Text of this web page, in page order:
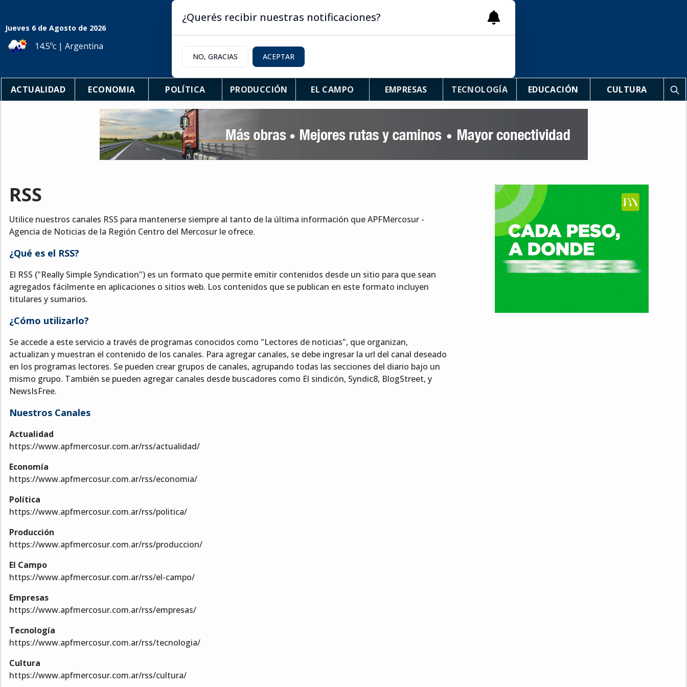
Jueves 6 de Agosto de 2026
14.5ºc | Argentina
ACTUALIDAD ECONOMIA POLÍTICA PRODUCCIÓN EL CAMPO EMPRESAS TECNOLOGÍA EDUCACIÓN CULTURA
RSS
Utilice nuestros canales RSS para mantenerse siempre al tanto de la última información que APFMercosur -
Agencia de Noticias de la Región Centro del Mercosur le ofrece.
¿Qué es el RSS?
El RSS ("Really Simple Syndication") es un formato que permite emitir contenidos desde un sitio para que sean
agregados fácilmente en aplicaciones o sitios web. Los contenidos que se publican en este formato incluyen
titulares y sumarios.
¿Cómo utilizarlo?
Se accede a este servicio a través de programas conocidos como "Lectores de noticias", que organizan,
actualizan y muestran el contenido de los canales. Para agregar canales, se debe ingresar la url del canal deseado
en los programas lectores. Se pueden crear grupos de canales, agrupando todas las secciones del diario bajo un
mismo grupo. También se pueden agregar canales desde buscadores como El sindicón, Syndic8, BlogStreet, y
NewsIsFree.
Nuestros Canales
Actualidad
https://www.apfmercosur.com.ar/rss/actualidad/
Economía
https://www.apfmercosur.com.ar/rss/economia/
Política
https://www.apfmercosur.com.ar/rss/politica/
Producción
https://www.apfmercosur.com.ar/rss/produccion/
El Campo
https://www.apfmercosur.com.ar/rss/el-campo/
Empresas
https://www.apfmercosur.com.ar/rss/empresas/
Tecnología
https://www.apfmercosur.com.ar/rss/tecnologia/
Cultura
https://www.apfmercosur.com.ar/rss/cultura/
¿Querés recibir nuestras notificaciones?
NO, GRACIAS ACEPTAR